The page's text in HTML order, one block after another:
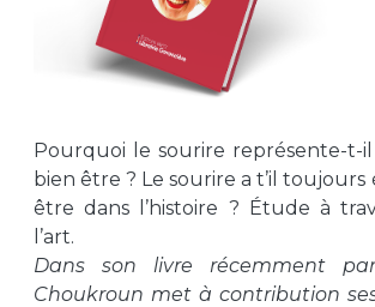
Pourquoi le sourire représente-t-
bien être ? Le sourire a t’il
être dans l’histoire ? Étude à
l’art.
Dans son livre récemment
Choukroun met à contribution